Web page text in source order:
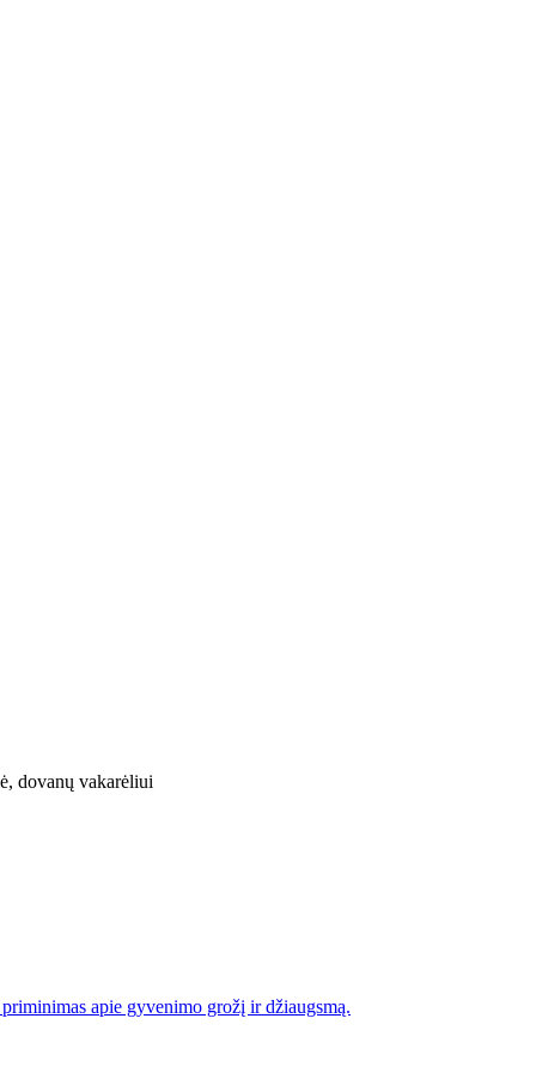
apie gyvenimo grožį ir džiaugsmą.